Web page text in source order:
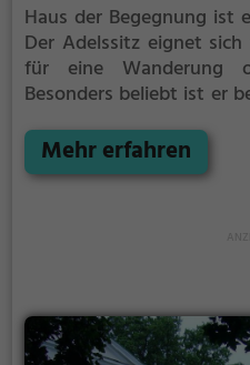
Haus der Begegnung ist
Der Adelssitz eignet
für eine Wanderung
Besonders beliebt ist er
historische Aspekte aus
und bietet einen kleinen
Mehr erfahren